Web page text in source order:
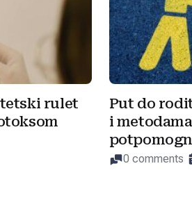
rulet
Put do
i
0 comments